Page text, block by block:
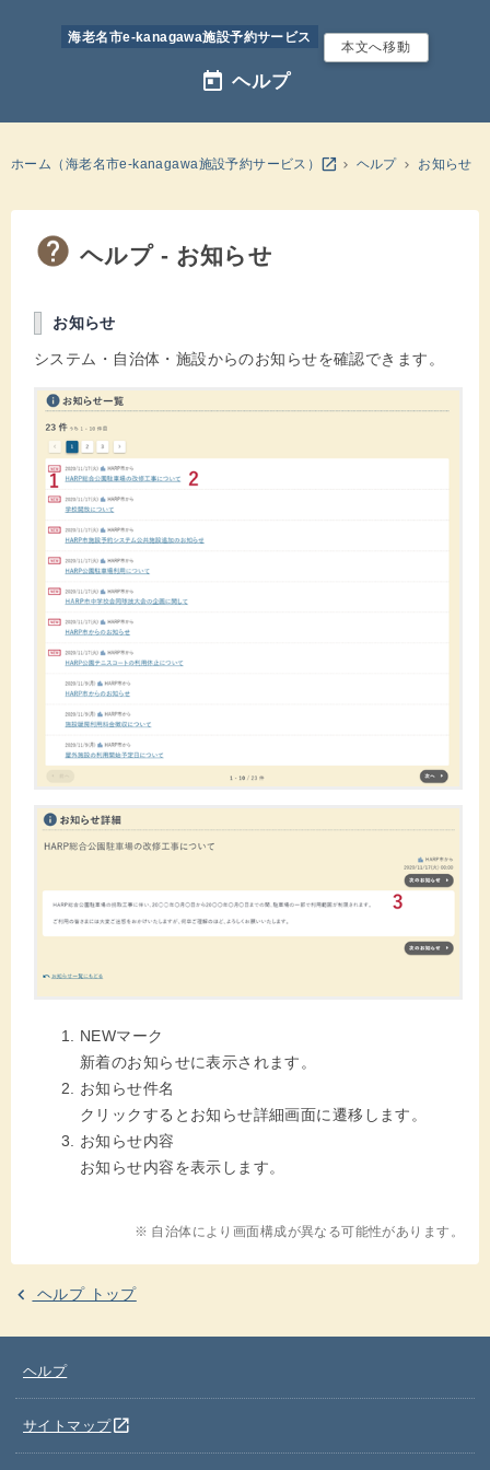
海老名市e-kanagawa施設予約サービス
本文へ移動
today ヘルプ
ホーム（海老名市e-kanagawa施設予約サービス） open_in_new ヘルプ お知らせ
ヘルプ - お知らせ
お知らせ
システム・自治体・施設からのお知らせを確認できます。
NEWマーク
新着のお知らせに表示されます。
お知らせ件名
クリックするとお知らせ詳細画面に遷移します。
お知らせ内容
お知らせ内容を表示します。
※ 自治体により画面構成が異なる可能性があります。
ヘルプ トップ
ヘルプ
サイトマップopen_in_new